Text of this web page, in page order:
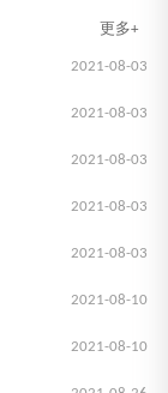
更多+
2021-08-03
2021-08-03
2021-08-03
2021-08-03
2021-08-03
2021-08-10
2021-08-10